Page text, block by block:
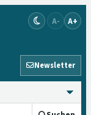
A- A+
Newsletter